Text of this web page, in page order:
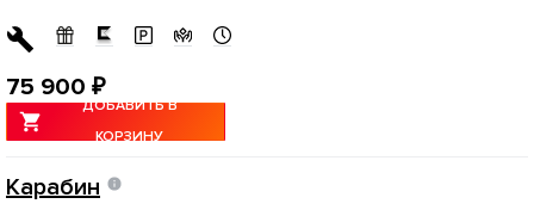
75 900 ₽
ДОБАВИТЬ В
КОРЗИНУ
Карабин